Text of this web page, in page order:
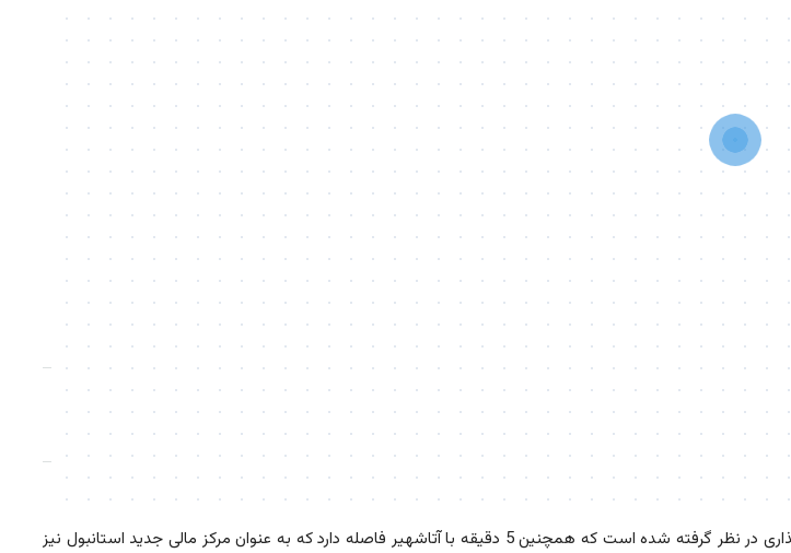
پروژه آپارتمان مسکونی واقع در عمرانیه است که برای یکی از قابل توجه ترین مناطق برای سرمایه گذاری در نظر گرفته شده است که همچنین 5 دقیقه با آتاشهیر فاصله دارد که به عنوان مرکز مالی جدید استانبول نیز